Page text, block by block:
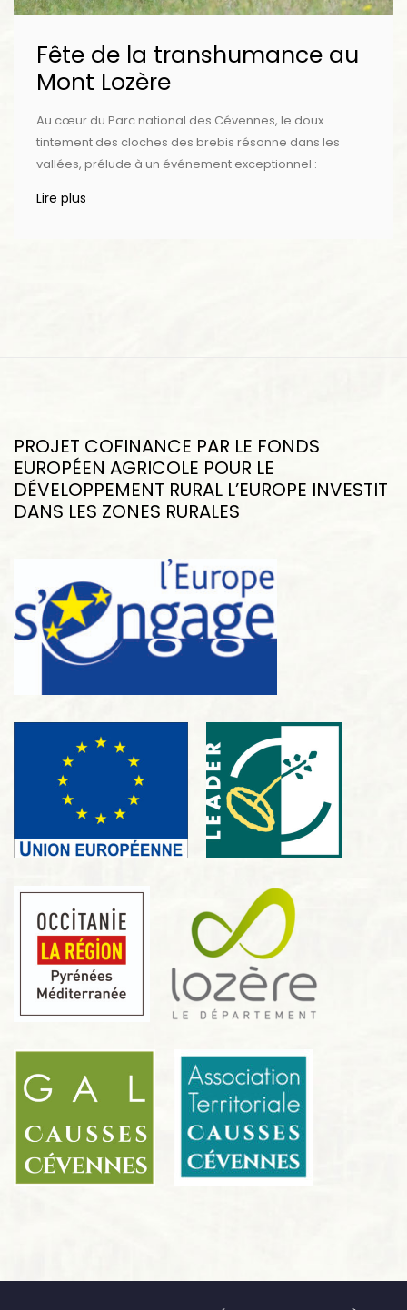
Fête de la transhumance au
Mont Lozère
Au cœur du Parc national des Cévennes, le doux
tintement des cloches des brebis résonne dans les
vallées, prélude à un événement exceptionnel :
Lire plus
PROJET COFINANCE PAR LE FONDS
EUROPÉEN AGRICOLE POUR LE
DÉVELOPPEMENT RURAL L’EUROPE INVESTIT
DANS LES ZONES RURALES